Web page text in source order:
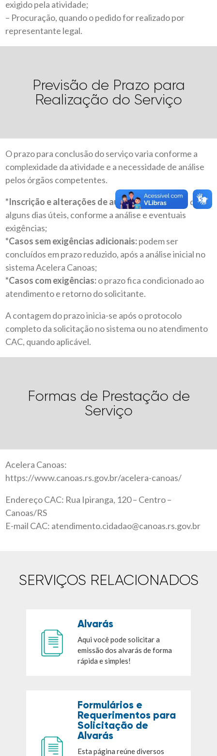
exigido pela atividade;
– Procuração, quando o pedido for realizado por
representante legal.
Previsão de Prazo para
Realização do Serviço
O prazo para conclusão do serviço varia conforme a
complexidade da atividade e a necessidade de análise
pelos órgãos competentes.
*Inscrição e alterações de autônomo:em média de
alguns dias úteis, conforme a análise e eventuais
exigências;
*Casos sem exigências adicionais:podem ser
concluídos em prazo reduzido, após a análise inicial no
sistema Acelera Canoas;
*Casos com exigências:o prazo fica condicionado ao
atendimento e retorno do solicitante.
A contagem do prazo inicia-se após o protocolo
completo da solicitação no sistema ou no atendimento
CAC, quando aplicável.
Formas de Prestação de
Serviço
Acelera Canoas:
https://www.canoas.rs.gov.br/acelera-canoas/
Endereço CAC: Rua Ipiranga, 120 – Centro –
Canoas/RS
E-mail CAC: atendimento.cidadao@canoas.rs.gov.br
SERVIÇOS RELACIONADOS
Alvarás
Aqui você pode solicitar a
emissão dos alvarás de forma
rápida e simples!
Formulários e
Requerimentos para
Solicitação de
Alvarás
Esta página reúne diversos